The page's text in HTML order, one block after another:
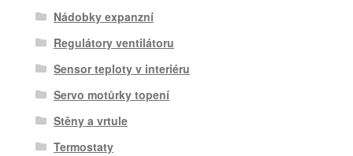
Nádobky expanzní
Regulátory ventilátoru
Sensor teploty v interiéru
Servo motůrky topení
Stěny a vrtule
Termostaty